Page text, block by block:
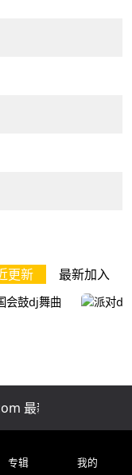
更新 最新加入
酒吧串烧 车
最新好听免费下载
专辑 我的